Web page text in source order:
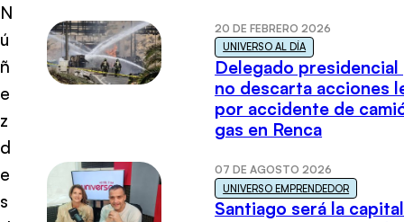
N
ú
ñ
e
z
d
e
s
20 DE FEBRERO 2026
UNIVERSO AL DÍA
Delegado presidencial
no descarta acciones
por accidente de
gas en Renca
07 DE AGOSTO 2026
UNIVERSO EMPRENDEDOR
Santiago será la